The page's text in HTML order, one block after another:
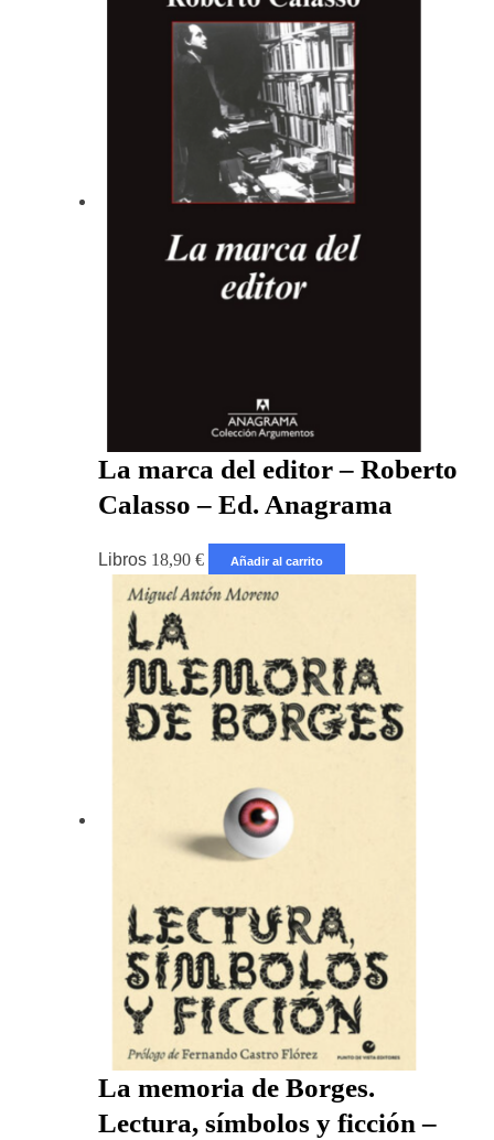
La marca del editor – Roberto
Calasso – Ed. Anagrama
Libros 18,90€ Añadir al carrito
La memoria de Borges.
Lectura, símbolos y ficción –